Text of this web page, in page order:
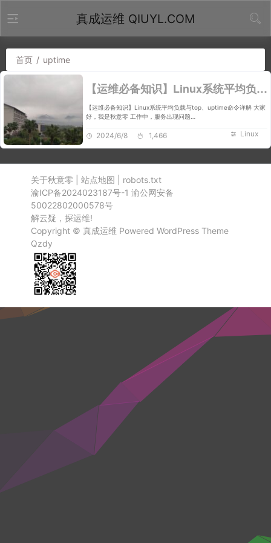
真成运维 QIUYL.COM
首页 / uptime
【运维必备知识】Linux系统平均负载与top、uptime命令详解
【运维必备知识】Linux系统平均负载与top、uptime命令详解 大家
好，我是秋意零 工作中，服务出现问题…
Linux
2024/6/8 1,466
关于秋意零 站点地图
robots.txt
渝ICP备2024023187号-1 渝公网安备
50022802000578号
解云疑，探运维!
Copyright © 真成运维 Powered WordPressTheme
Qzdy